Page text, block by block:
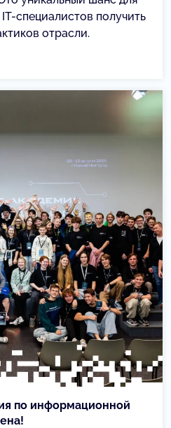
специалистов получить
отрасли.
по информационной